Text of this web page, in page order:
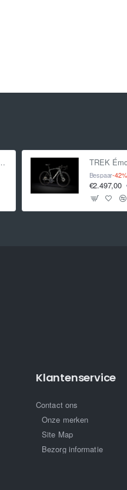
Grijs XS 2021
Bespaar-42%
€2.497,00
Klantenservice
Contact ons
Onze merken
Site Map
Bezorg informatie